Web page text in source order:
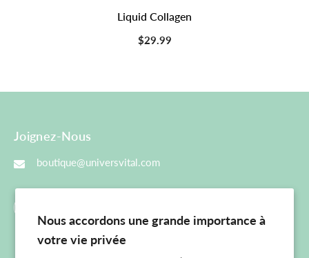
Nous accordons une grande importance à
votre vie privée
Liquid Collagen
$29.99
Joignez-Nous
boutique@universvital.com